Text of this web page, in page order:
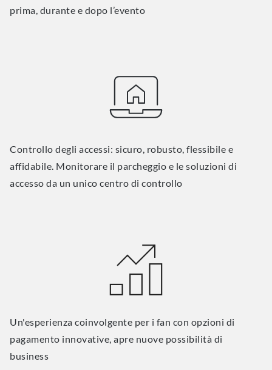
prima, durante e dopo l’evento
Controllo degli accessi: sicuro, robusto, flessibile e
affidabile. Monitorare il parcheggio e le soluzioni di
accesso da un unico centro di controllo
Un'esperienza coinvolgente per i fan con opzioni di
pagamento innovative, apre nuove possibilità di
business